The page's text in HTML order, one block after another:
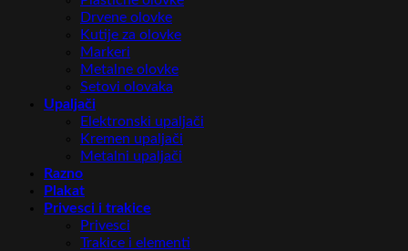
Drvene olovke
Kutije za olovke
Markeri
Metalne olovke
Setovi olovaka
Upaljači
Elektronski upaljači
Kremen upaljači
Metalni upaljači
Razno
Plakat
Privesci i trakice
Privesci
Trakice i elementi